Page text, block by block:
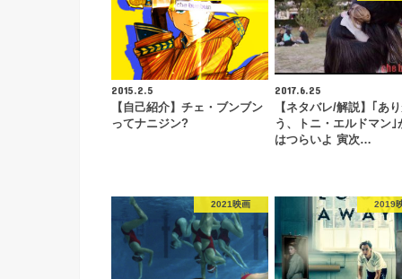
2015.2.5
【自己紹介】チェ・ブンブン
ってナニジン?
2017.6.25
【ネタバレ/解説】｢あ
う、トニ・エルドマン｣
はつらいよ 寅次…
2021映画 2019